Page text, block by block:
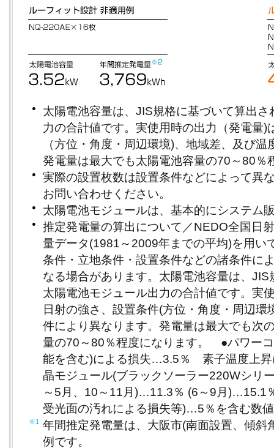
●
太陽電池容量は、JIS規格に基づいて算出
力の合計値です。実使用時の出力（発電量)
（方位・角度・周辺環境)、地域差、及び
発電量は最大でも太陽電池容量の70～80％
●
実際の設置枚数は設置条件などによって異
お問い合わせください。
● 太陽電池モジュールは、基本的にシステム
●
推定発電量の算出について／NEDO全国日
量データ(1981～2009年までの平均)を用い
条件・立地条件・設置条件などの諸条件に
なる場合があります。太陽電池容量は、
太陽電池モジュール出力の合計値です。実
日射の強さ、設置条件(方位・角度・周辺環
件により異なります。発電量は最大でも次
量の70～80％程度になります。 ●パワー
能を含む)による損失…3.5％ 素子温度上
晶モジュール(ブラックソーラー220Wシリ
～5月、10～11月)…11.3％ (6～9月)…15.1
受光面の汚れによる損失等)…5％を含む数
※1
年間推定発電量は、大阪市(南面設置、傾斜
例です。